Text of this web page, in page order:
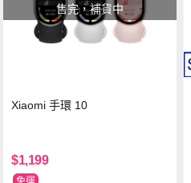
售完，補貨中
Xiaomi 手環 10
$1,199